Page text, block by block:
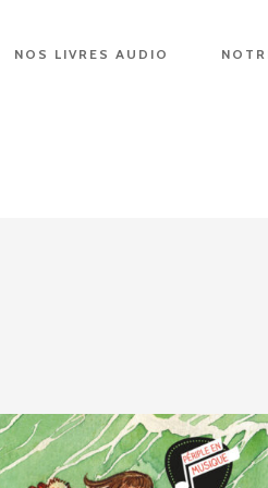
NOS LIVRES AUDIO